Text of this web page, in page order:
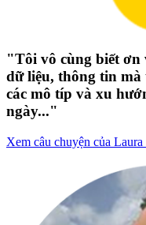
"Tôi vô cùng biết ơn
dữ liệu, thông tin mà
các mô típ và xu
ngày..."
Xem câu chuyện của